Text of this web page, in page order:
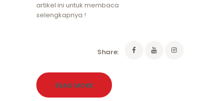
artikel ini untuk membaca
selengkapnya !
Share:
READ MORE